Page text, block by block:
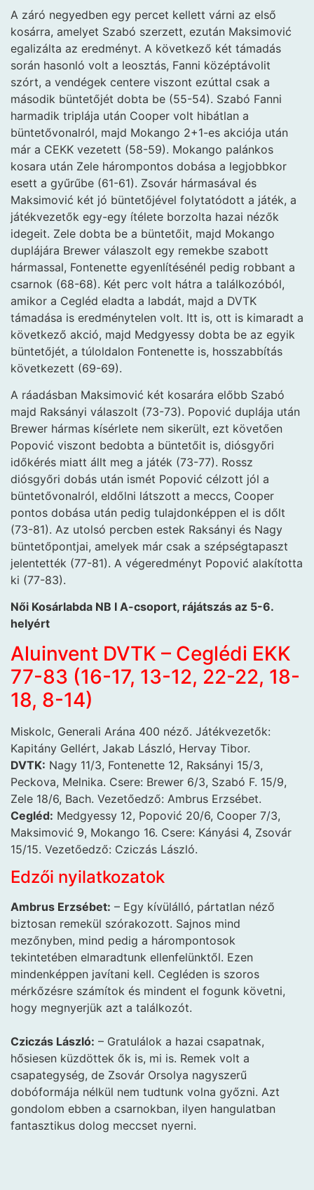
A záró negyedben egy percet kellett várni az első
kosárra, amelyet Szabó szerzett, ezután Maksimović
egalizálta az eredményt. A következő két támadás
során hasonló volt a leosztás, Fanni középtávolit
szórt, a vendégek centere viszont ezúttal csak a
második büntetőjét dobta be (55-54). Szabó Fanni
harmadik triplája után Cooper volt hibátlan a
büntetővonalról, majd Mokango 2+1-es akciója után
már a CEKK vezetett (58-59). Mokango palánkos
kosara után Zele hárompontos dobása a legjobbkor
esett a gyűrűbe (61-61). Zsovár hármasával és
Maksimović két jó büntetőjével folytatódott a játék, a
játékvezetők egy-egy ítélete borzolta hazai nézők
idegeit. Zele dobta be a büntetőit, majd Mokango
duplájára Brewer válaszolt egy remekbe szabott
hármassal, Fontenette egyenlítésénél pedig robbant a
csarnok (68-68). Két perc volt hátra a találkozóból,
amikor a Cegléd eladta a labdát, majd a DVTK
támadása is eredménytelen volt. Itt is, ott is kimaradt a
következő akció, majd Medgyessy dobta be az egyik
büntetőjét, a túloldalon Fontenette is, hosszabbítás
következett (69-69).
A ráadásban Maksimović két kosarára előbb Szabó
majd Raksányi válaszolt (73-73). Popović duplája után
Brewer hármas kísérlete nem sikerült, ezt követően
Popović viszont bedobta a büntetőit is, diósgyőri
időkérés miatt állt meg a játék (73-77). Rossz
diósgyőri dobás után ismét Popović célzott jól a
büntetővonalról, eldőlni látszott a meccs, Cooper
pontos dobása után pedig tulajdonképpen el is dőlt
(73-81). Az utolsó percben estek Raksányi és Nagy
büntetőpontjai, amelyek már csak a szépségtapaszt
jelentették (77-81). A végeredményt Popović alakította
ki (77-83).
Női Kosárlabda NB I A-csoport, rájátszás az 5-6.
helyért
Aluinvent DVTK – Ceglédi EKK
77-83 (16-17, 13-12, 22-22, 18-
18, 8-14)
Miskolc, Generali Arána 400 néző. Játékvezetők:
Kapitány Gellért, Jakab László, Hervay Tibor.
DVTK: Nagy 11/3, Fontenette 12, Raksányi 15/3,
Peckova, Melnika. Csere: Brewer 6/3, Szabó F. 15/9,
Zele 18/6, Bach. Vezetőedző: Ambrus Erzsébet.
Cegléd: Medgyessy 12, Popović 20/6, Cooper 7/3,
Maksimović 9, Mokango 16. Csere: Kányási 4, Zsovár
15/15. Vezetőedző: Cziczás László.
Edzői nyilatkozatok
Ambrus Erzsébet: – Egy kívülálló, pártatlan néző
biztosan remekül szórakozott. Sajnos mind
mezőnyben, mind pedig a hárompontosok
tekintetében elmaradtunk ellenfelünktől. Ezen
mindenképpen javítani kell. Cegléden is szoros
mérkőzésre számítok és mindent el fogunk követni,
hogy megnyerjük azt a találkozót.
Cziczás László: – Gratulálok a hazai csapatnak,
hősiesen küzdöttek ők is, mi is. Remek volt a
csapategység, de Zsovár Orsolya nagyszerű
dobóformája nélkül nem tudtunk volna győzni. Azt
gondolom ebben a csarnokban, ilyen hangulatban
fantasztikus dolog meccset nyerni.